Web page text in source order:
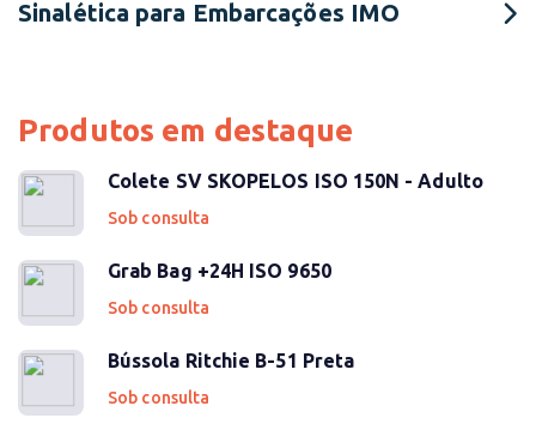
Sinalética para Embarcações IMO
Produtos em destaque
Colete SV SKOPELOS ISO 150N - Adulto
Sob consulta
Grab Bag +24H ISO 9650
Sob consulta
Bússola Ritchie B-51 Preta
Sob consulta